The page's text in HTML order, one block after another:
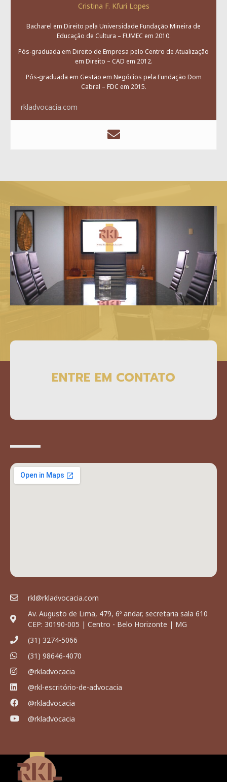
Cristina F. Kfuri Lopes
Bacharel em Direito pela Universidade Fundação Mineira de
Educação de Cultura – FUMEC em 2010.
Pós-graduada em Direito de Empresa pelo Centro de Atualização
em Direito – CAD em 2012.
Pós-graduada em Gestão em Negócios pela Fundação Dom
Cabral – FDC em 2015.
rkladvocacia.com
ENTRE EM CONTATO
rkl@rkladvocacia.com
Av. Augusto de Lima, 479, 6º andar, secretaria sala 610
CEP: 30190-005 | Centro - Belo Horizonte | MG
(31) 3274-5066
(31) 98646-4070
@rkladvocacia
@rkl-escritório-de-advocacia
@rkladvocacia
@rkladvocacia